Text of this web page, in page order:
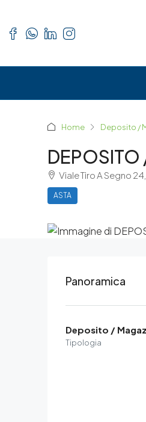
Home Deposito /
DEPOSITO
Viale Tiro A Segno
ASTA
Panoramica
Deposito /
Tipologia